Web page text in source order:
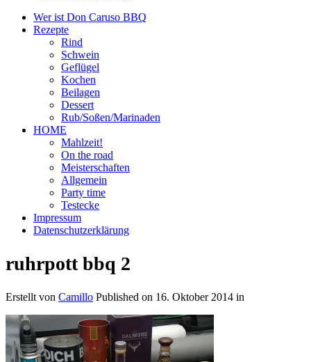
Wer ist Don Caruso BBQ
Rezepte
Rind
Schwein
Geflügel
Kochen
Beilagen
Dessert
Rub/Soßen/Marinaden
HOME
Mahlzeit!
On the road
Meisterschaften
Allgemein
Party time
Testecke
Impressum
Datenschutzerklärung
ruhrpott bbq 2
Erstellt von Camillo Published on 16. Oktober 2014 in